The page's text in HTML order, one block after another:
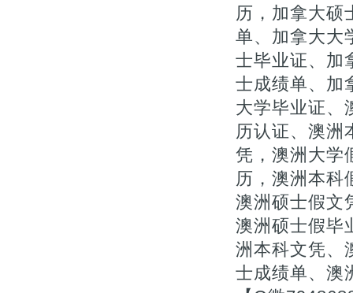
历，加拿大硕
单、加拿大大
士毕业证、加
士成绩单、加
大学毕业证、
历认证、澳洲
凭，澳洲大学
历，澳洲本科
澳洲硕士假文
澳洲硕士假毕
洲本科文凭、
士成绩单、澳